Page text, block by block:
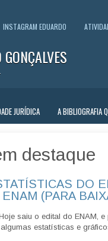
INSTAGRAM EDUARDO
JURÍDICA A BIBLIOGRAFIA
destaque
DO
(PARA
saiu o edital do ENAM, e
estatísticas e